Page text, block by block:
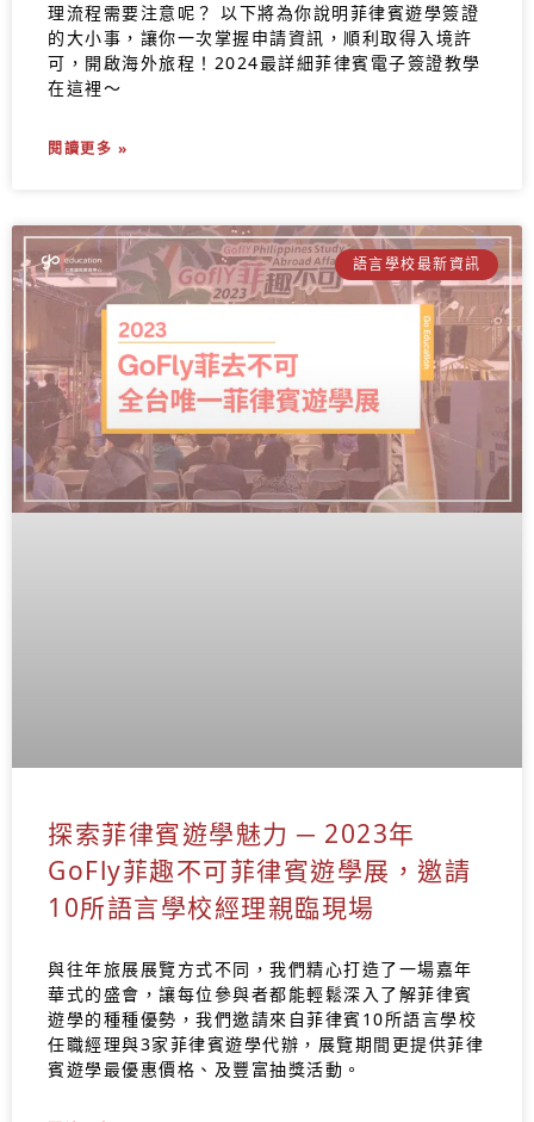
理流程需要注意呢？ 以下將為你說明菲律賓遊學簽證
的大小事，讓你一次掌握申請資訊，順利取得入境許
可，開啟海外旅程！2024最詳細菲律賓電子簽證教學
在這裡～
閱讀更多 »
語言學校最新資訊
探索菲律賓遊學魅力 ─ 2023年
GoFly菲趣不可菲律賓遊學展，邀請
10所語言學校經理親臨現場
與往年旅展展覽方式不同，我們精心打造了一場嘉年
華式的盛會，讓每位參與者都能輕鬆深入了解菲律賓
遊學的種種優勢，我們邀請來自菲律賓10所語言學校
任職經理與3家菲律賓遊學代辦，展覽期間更提供菲律
賓遊學最優惠價格、及豐富抽獎活動。